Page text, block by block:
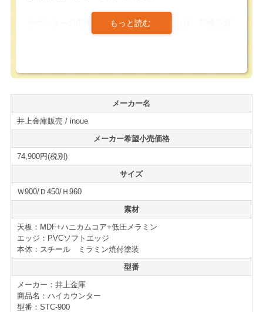
カウンターの内側には、棚板が付属しており、荷物を置
ける構造になっています。また、アジャスターが付属し
天板はソフトエッジを採用しており、柔らかいデザイン
を生むと同時に使用者んも配慮されています。
同じシリーズのローカウンター、コーナーカウンターも
ラインナップされているので、様々なレイアウトが可能
になっています。
カラー展開は天板が「ホワイト」「ナチュラル」の２カ
ラー、本体が「ホワイト」「ブラック」の２カラーあ
り、オフィスの雰囲気に合わせて組み合わせる事が出来
ます。
＊購入時、備考欄にご要望をご入力下さい。
シンプルで使いやすくコストパフォーマンスに優れたカ
ウンターになっています。
カウンターの新増設、買い替えの際には是非ご検討下さ
メーカー名
井上金庫販売 / inoue
メーカー希望小売価格
74,900円(税別)
サイズ
Ｗ900/Ｄ450/Ｈ960
素材
天板：MDF+ハニカムコア+低圧メラミン
エッジ：PVCソフトエッジ
本体：スチール ミラミン焼付塗装
型番
メーカー：井上金庫
商品名：ハイカウンター
型番：STC-900